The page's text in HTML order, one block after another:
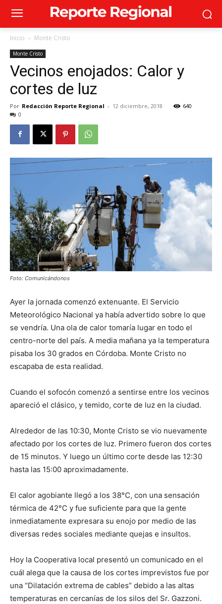
Inicio Monte Cristo
Monte Cristo
Vecinos enojados: Calor y
cortes de luz
Por Redacción Reporte Regional - 12 diciembre, 2018
640
0
Foto: Comunicándonos
Ayer la jornada comenzó extenuante. El Servicio
Meteorológico Nacional ya había advertido sobre lo que
se vendría. Una ola de calor tomaría lugar en todo el
centro-norte del país. A media mañana ya la temperatura
pisaba los 30 grados en Córdoba. Monte Cristo no
escapaba de esta realidad.
Cuando el sofocón comenzó a sentirse entre los vecinos
apareció el clásico, y temido, corte de luz en la ciudad.
Alrededor de las 10:30, Monte Cristo se vio nuevamente
afectado por los cortes de luz. Primero fueron dos cortes
de 15 minutos. Y luego un último corte desde las 12:30
hasta las 15:00 aproximadamente.
El calor agobiante llegó a los 38°C, con una sensación
térmica de 42°C y fue suficiente para que la gente
inmediatamente expresara su enojo por medio de las
diversas redes sociales mediante quejas e insultos.
Hoy la Cooperativa local presentó un comunicado en el
cuál alega que la causa de los cortes imprevistos fue por
una “Dilatación extrema de cables” debido a las altas
temperaturas en cercanías de los silos del Sr. Gazzoni.